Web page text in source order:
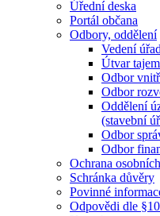
Úřední deska
Portál občana
Odbory, oddělení
Vedení
Útvar
Odbor
Odbor
Oddělení
(stavební
Odbor
Odbor
Ochrana
Schránka důvěry
Povinné
Odpovědi dle